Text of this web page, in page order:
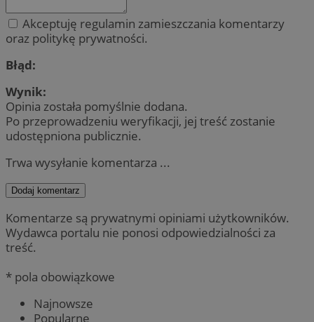
Akceptuję regulamin zamieszczania komentarzy
oraz politykę prywatności.
Błąd:
Wynik:
Opinia została pomyślnie dodana.
Po przeprowadzeniu weryfikacji, jej treść zostanie
udostępniona publicznie.
Trwa wysyłanie komentarza ...
Dodaj komentarz
Komentarze są prywatnymi opiniami użytkowników.
Wydawca portalu nie ponosi odpowiedzialności za
treść.
* pola obowiązkowe
Najnowsze
Popularne